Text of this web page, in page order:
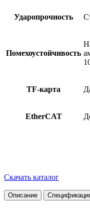
Ударопрочность
Помехоустойчивость
TF-карта
EtherCAT
Скачать каталог
Описание